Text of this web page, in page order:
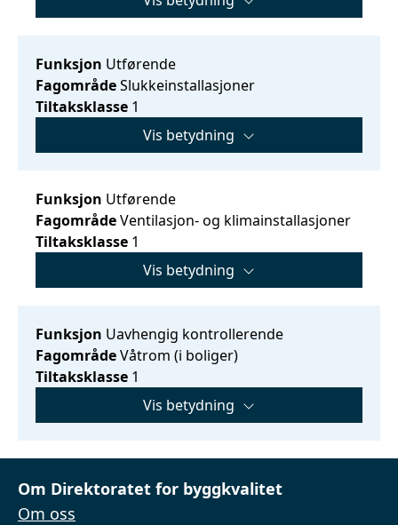
Funksjon Utførende
FagområdeSlukkeinstallasjoner
Tiltaksklasse 1
Vis betydning
Funksjon Utførende
FagområdeVentilasjon- og klimainstallasjoner
Tiltaksklasse 1
Vis betydning
Funksjon Uavhengig kontrollerende
FagområdeVåtrom (i boliger)
Tiltaksklasse 1
Vis betydning
Om Direktoratet for byggkvalitet
Om oss